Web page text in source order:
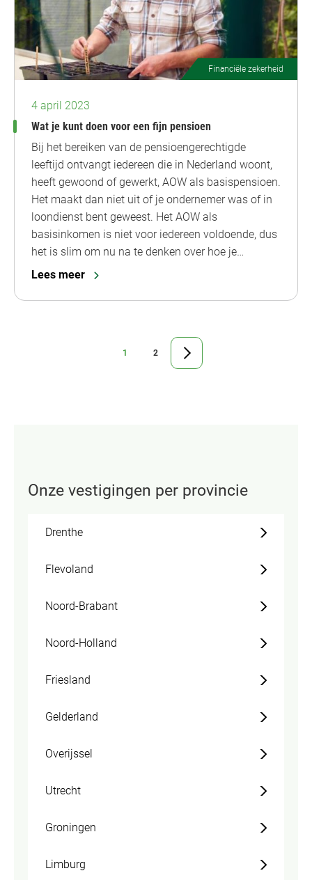
Financiële zekerheid
4 april 2023
Wat je kunt doen voor een fijn pensioen
Bij het bereiken van de pensioengerechtigde
leeftijd ontvangt iedereen die in Nederland woont,
heeft gewoond of gewerkt, AOW als basispensioen.
Het maakt dan niet uit of je ondernemer was of in
loondienst bent geweest. Het AOW als
basisinkomen is niet voor iedereen voldoende, dus
het is slim om nu na te denken over hoe je…
Lees meer
Ga
1
Ga
2
Ga
naar
Onze vestigingen per provincie
Drenthe
Flevoland
Noord-Brabant
Noord-Holland
Friesland
Gelderland
Overijssel
Utrecht
Groningen
Limburg